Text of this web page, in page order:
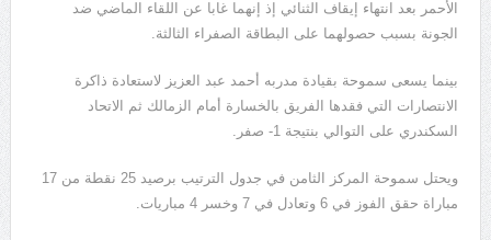
الأحمر بعد انتهاء إيقاف الثنائي إذ إنهما غابا عن اللقاء الماضي ضد
الجونة بسبب حصولهما على البطاقة الصفراء الثالثة.
بينما يسعى سموحة بقيادة مدربه أحمد عبد العزيز لاستعادة ذاكرة
الانتصارات التي فقدها الفريق بالخسارة أمام الزمالك ثم الاتحاد
السكندري على التوالي بنتيجة 1- صفر.
ويحتل سموحة المركز الثامن في جدول الترتيب برصيد 25 نقطة من 17
مباراة حقق الفوز في 6 وتعادل في 7 وخسر 4 مباريات.